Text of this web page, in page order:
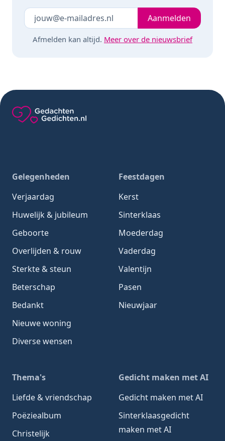
Laat dit veld leeg Je e-mailadresAanmelden
Afmelden kan altijd. Meer over de nieuwsbrief
Gelegenheden
Verjaardag
Huwelijk & jubileum
Geboorte
Overlijden & rouw
Sterkte & steun
Beterschap
Bedankt
Nieuwe woning
Diverse wensen
Feestdagen
Kerst
Sinterklaas
Moederdag
Vaderdag
Valentijn
Pasen
Nieuwjaar
Thema's
Liefde & vriendschap
Poëziealbum
Christelijk
Gedicht maken met AI
Gedicht maken met AI
Sinterklaasgedicht
maken met AI